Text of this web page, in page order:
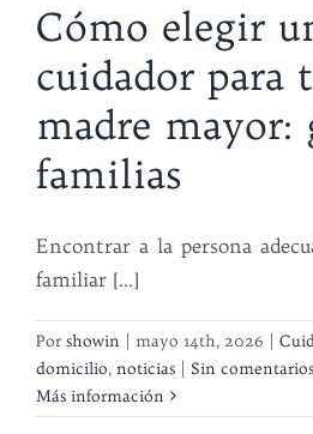
Cómo elegir
cuidador para
madre mayor:
familias
Encontrar a la persona
familiar [...]
Porshowin mayo 14th, 2026
domicilio, noticias
Sin comentarios
Más información